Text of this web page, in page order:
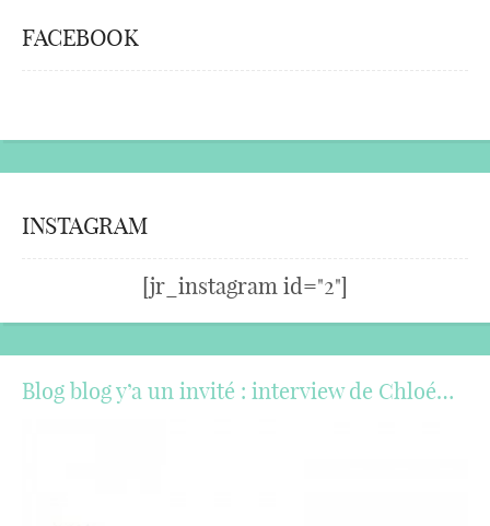
FACEBOOK
INSTAGRAM
[jr_instagram id="2"]
Blog blog y’a un invité : interview de Chloé…